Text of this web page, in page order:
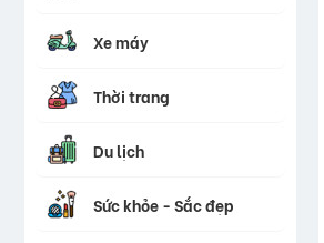
Xe máy
Thời trang
Du lịch
Sức khỏe - Sắc đẹp